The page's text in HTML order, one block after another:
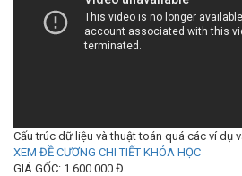
Cấu trúc dữ liệu và thuật toán quá các ví dụ
XEM ĐỀ CƯƠNG CHI TIẾT KHÓA HỌC
GIÁ GỐC: 1.600.000 Đ